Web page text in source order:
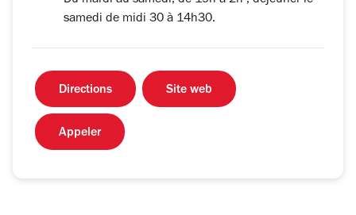
samedi de midi 30 à 14h30.
Directions Site web
Appeler